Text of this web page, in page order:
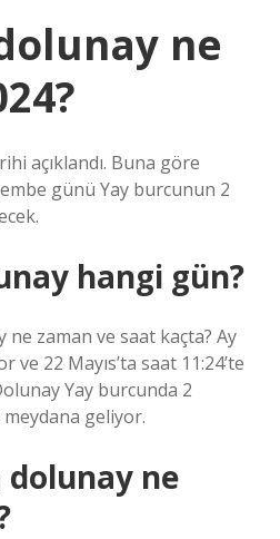
ne
açıklandı. Buna göre
günü Yay burcunun 2
hangi gün?
ne zaman ve saat kaçta? Ay
22 Mayıs’ta saat 11:24’te
Yay burcunda 2
meydana geliyor.
dolunay ne